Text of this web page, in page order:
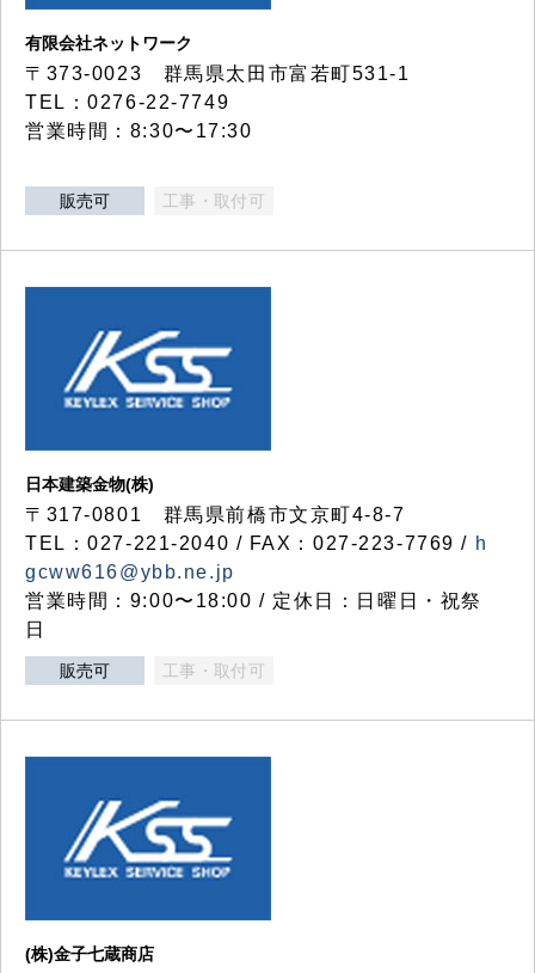
有限会社ネットワーク
〒373-0023 群馬県太田市富若町531-1
TEL：0276-22-7749
営業時間：8:30〜17:30
販売可 工事・取付可
日本建築金物(株)
〒317‐0801 群馬県前橋市文京町4-8-7
TEL：027-221-2040 / FAX：027-223-7769 / h
gcww616@ybb.ne.jp
営業時間：9:00〜18:00 / 定休日：日曜日・祝祭
日
販売可 工事・取付可
(株)金子七蔵商店